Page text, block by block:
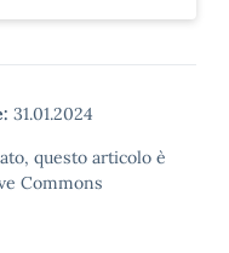
31.01.2024
questo articolo è
Commons